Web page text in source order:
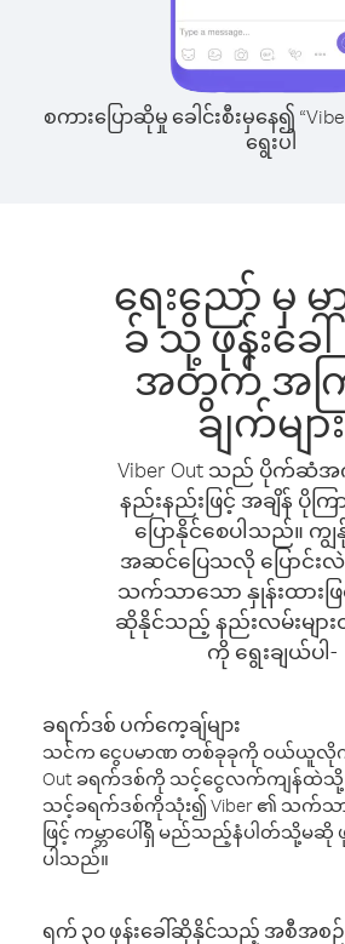
စကားပြောဆိုမှု ခေါင်းစီးမှနေ၍
ရွေးပါ
ရေးညော် မှ မ
ခ် သို့ ဖုန်းခေါ်
အတွက် အက
ချက်များ
Viber Out သည် ပိုက်ဆံ
နည်းနည်းဖြင့် အချိန် ပိုကြ
ပြောနိုင်စေပါသည်။ က
အဆင်ပြေသလို ပြောင်းလဲ
သက်သာသော နှုန်းထားဖြင့်
ဆိုနိုင်သည့် နည်းလမ်းမျာ
ကို ရွေးချယ်ပါ-
ခရက်ဒစ် ပက်ကေ့ချ်များ
သင်က ငွေပမာဏ တစ်ခုခုကို ဝယ်ယူလိုက်
Out ခရက်ဒစ်ကို သင့်ငွေလက်ကျန်ထဲသို့
သင့်ခရက်ဒစ်ကိုသုံး၍ Viber ၏ သက်သာသ
ဖြင့် ကမ္ဘာပေါ်ရှိ မည်သည့်နံပါတ်သို့မဆို
ပါသည်။
ရက် ၃၀ ဖုန်းခေါ်ဆိုနိုင်သည့် အစီအစဉ်မ